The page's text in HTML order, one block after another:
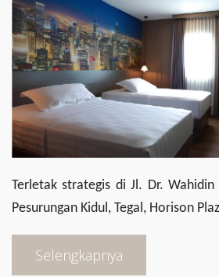
Terletak strategis di Jl. Dr.
Pesurungan Kidul, Tegal, Horison
Selengkapnya